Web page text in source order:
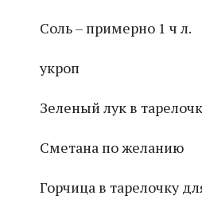
Соль – примерно 1 ч л.
укроп
Зеленый лук в
Сметана по желанию
Горчица в тарелочку